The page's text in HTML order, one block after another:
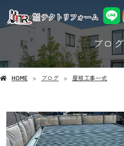
ブログ
HOME ブログ 屋根工事一式